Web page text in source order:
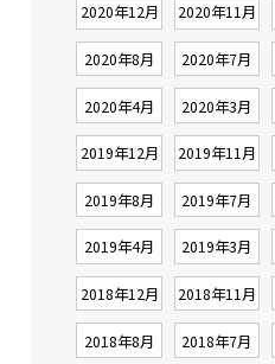
2020年12月 2020年11月
2020年8月 2020年7月
2020年4月 2020年3月
2019年12月 2019年11月
2019年8月 2019年7月
2019年4月 2019年3月
2018年12月 2018年11月
2018年8月 2018年7月